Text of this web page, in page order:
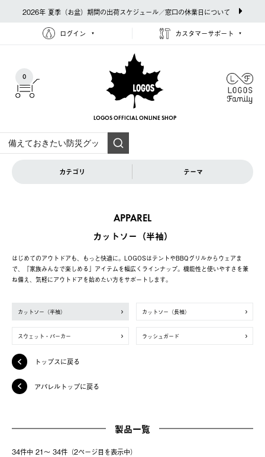
2026年 夏季（お盆）期間の出荷スケジュール／窓口の休業日について
ログイン カスタマーサポート
0
LOGOS OFFICIAL ONLINE SHOP
カテゴリ テーマ
APPAREL
カットソー（半袖）
はじめてのアウトドアも、もっと快適に。LOGOSはテントやBBQグリルからウェアま
で、「家族みんなで楽しめる」アイテムを幅広くラインナップ。機能性と使いやすさを兼
ね備え、気軽にアウトドアを始めたい方をサポートします。
カットソー（半袖） カットソー（長袖）
スウェット・パーカー ラッシュガード
トップスに戻る
アパレルトップに戻る
製品一覧
34件中 21〜 34件（2ページ⽬を表⽰中）